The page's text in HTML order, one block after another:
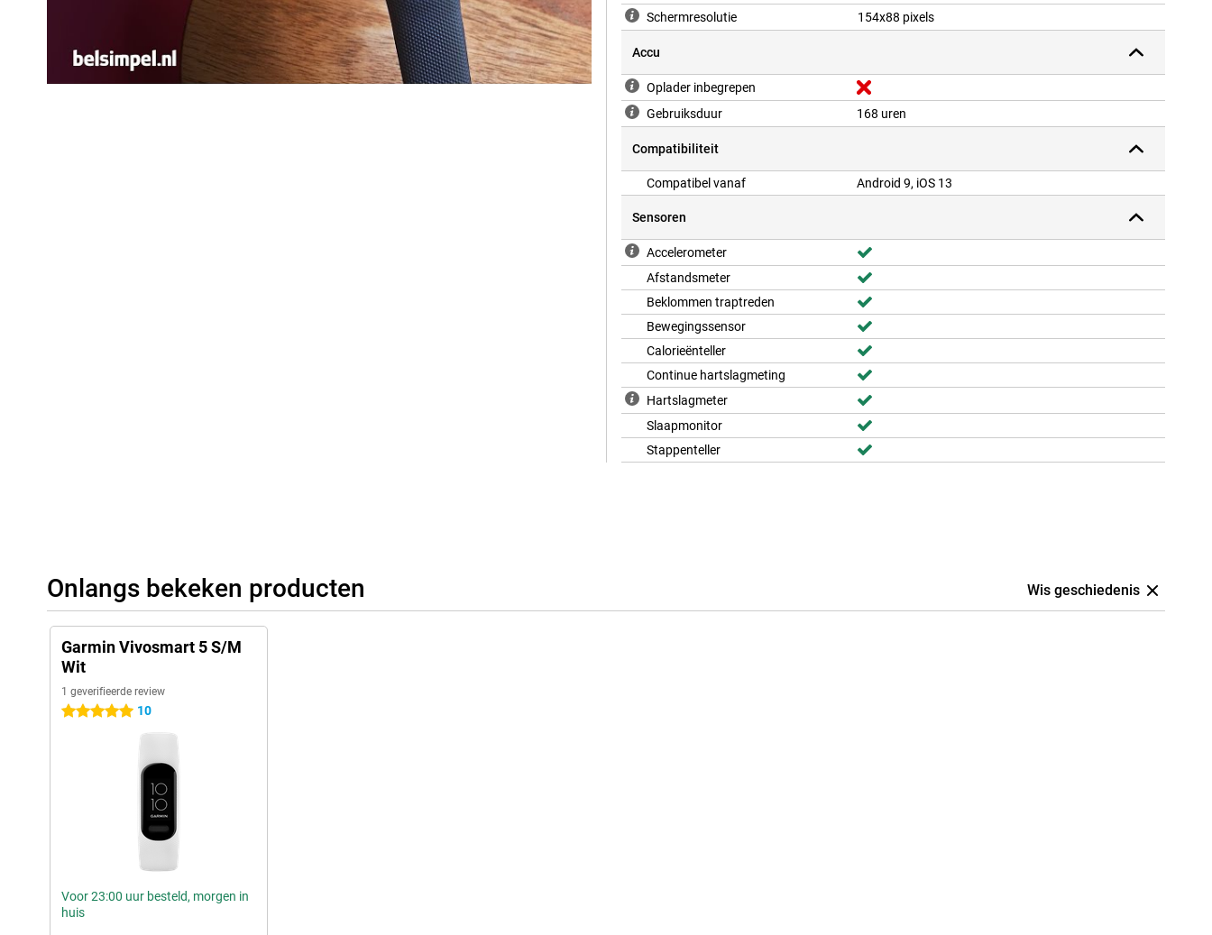
Schermresolutie
154x88 pixels
Accu
Oplader inbegrepen
Gebruiksduur
168 uren
Compatibiliteit
Compatibel vanaf Android 9, iOS 13
Sensoren
Accelerometer
Afstandsmeter
Beklommen traptreden
Bewegingssensor
Calorieënteller
Continue hartslagmeting
Hartslagmeter
Slaapmonitor
Stappenteller
Onlangs bekeken producten Wis geschiedenis
Garmin Vivosmart 5 S/M
Wit
1 geverifieerde review
5 sterren 10
Voor 23:00 uur besteld, morgen in
huis